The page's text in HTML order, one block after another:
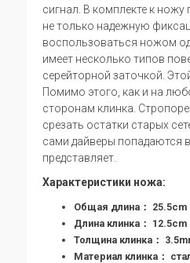
сигнал. В комплекте к
не только надежную
воспользоваться ножом
имеет несколько типов
серейторной заточкой.
Помимо этого, как и на
сторонам клинка.
срезать остатки старых
сами дайверы попадаются
представляет.
Характеристики ножа:
Общая длина： 25.5cm
Длина клинка： 12.5cm
Толщина клинка：
Материал клинка：
проследить
падением
монолитной